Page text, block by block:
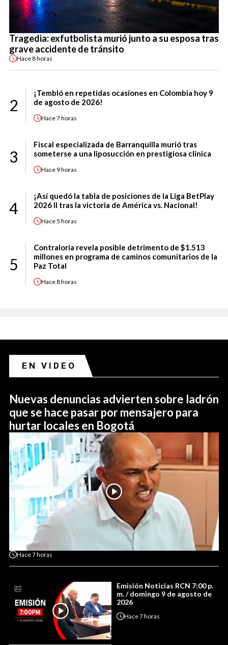
Tragedia: exfutbolista murió junto a su esposa tras
grave accidente de tránsito
Hace8 horas
2
¡Tembló en repetidas ocasiones en Colombia hoy 9
de agosto de 2026!
Hace7 horas
3
Fiscal especializada de Barranquilla murió tras
someterse a una liposucción en prestigiosa clínica
Hace 9 horas
4
¡Así quedó la tabla de posiciones de la Liga BetPlay
2026 II tras la victoria de América vs. Nacional!
Hace5 horas
5
Contraloría revela posible detrimento de $1.513
millones en programa de caminos comunitarios de la
Paz Total
Hace8 horas
EN VIDEO
Nuevas denuncias advierten sobre ladrón
que se hace pasar por mensajero para
hurtar locales en Bogotá
Hace7 horas
Emisión Noticias RCN 7:00 p.
m. / domingo 9 de agosto de
2026
Hace7 horas